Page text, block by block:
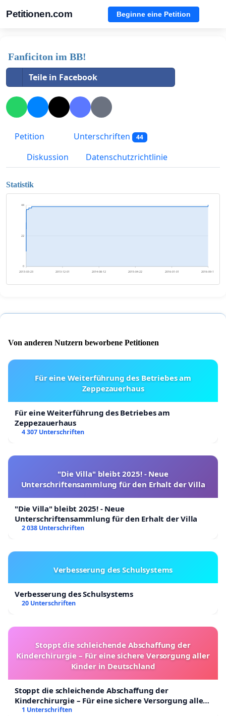
Petitionen.com Beginne eine Petition
Fanficiton im BB!
Teile in Facebook
Petition Unterschriften 44
Diskussion Datenschutzrichtlinie
Statistik
0
22
44
2013-03-23 2013-12-01 2014-08-12 2015-04-22 2016-01-01 2016-09-10
Von anderen Nutzern beworbene Petitionen
Für eine Weiterführung des Betriebes am
Zeppezauerhaus
Für eine Weiterführung des Betriebes am
Zeppezauerhaus
4 307 Unterschriften
"Die Villa" bleibt 2025! - Neue
Unterschriftensammlung für den Erhalt der Villa
"Die Villa" bleibt 2025! - Neue
Unterschriftensammlung für den Erhalt der Villa
2 038 Unterschriften
Verbesserung des Schulsystems
Verbesserung des Schulsystems
20 Unterschriften
Stoppt die schleichende Abschaffung der
Kinderchirurgie – Für eine sichere Versorgung aller
Kinder in Deutschland
Stoppt die schleichende Abschaffung der
Kinderchirurgie – Für eine sichere Versorgung aller
Kinder in Deutschland
1 Unterschriften